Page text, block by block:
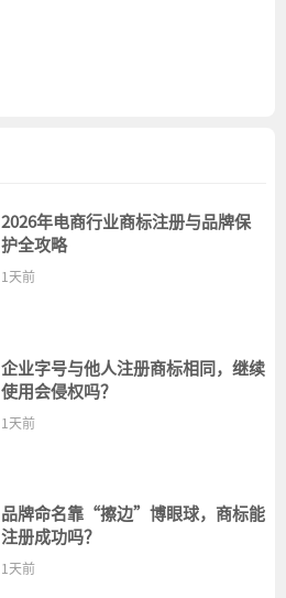
2026年电商行业商标注册与品牌保
护全攻略
1天前
企业字号与他人注册商标相同，继续
使用会侵权吗？
1天前
品牌命名靠“擦边”博眼球，商标能
注册成功吗？
1天前